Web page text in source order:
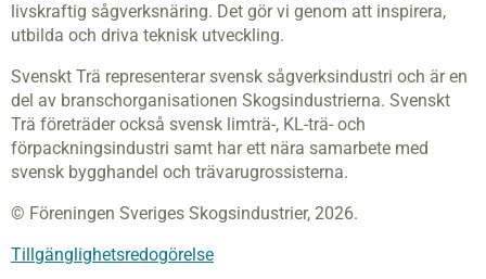
livskraftig sågverksnäring. Det gör vi genom att inspirera,
utbilda och driva teknisk utveckling.
Svenskt Trä representerar svensk sågverksindustri och är en
del av branschorganisationen Skogsindustrierna. Svenskt
Trä företräder också svensk limträ-, KL-trä- och
förpackningsindustri samt har ett nära samarbete med
svensk bygghandel och trävarugrossisterna.
© Föreningen Sveriges Skogsindustrier, 2026.
Tillgänglighetsredogörelse